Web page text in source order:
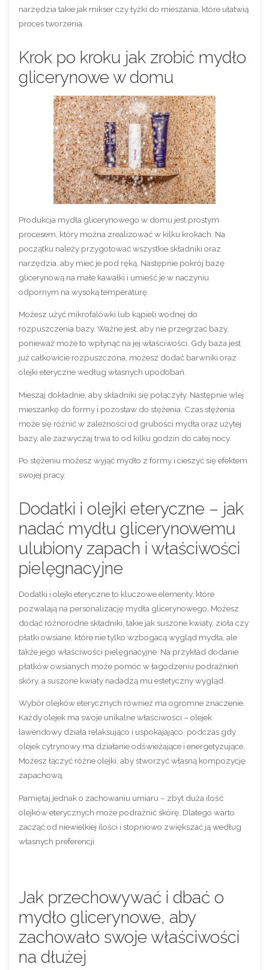
narzędzia takie jak mikser czy łyżki do mieszania, które ułatwią
proces tworzenia.
Krok po kroku jak zrobić mydło
glicerynowe w domu
Produkcja mydła glicerynowego w domu jest prostym
procesem, który można zrealizować w kilku krokach. Na
początku należy przygotować wszystkie składniki oraz
narzędzia, aby mieć je pod ręką. Następnie pokrój bazę
glicerynową na małe kawałki i umieść je w naczyniu
odpornym na wysoką temperaturę.
Możesz użyć mikrofalówki lub kąpieli wodnej do
rozpuszczenia bazy. Ważne jest, aby nie przegrzać bazy,
ponieważ może to wpłynąć na jej właściwości. Gdy baza jest
już całkowicie rozpuszczona, możesz dodać barwniki oraz
olejki eteryczne według własnych upodobań.
Mieszaj dokładnie, aby składniki się połączyły. Następnie wlej
mieszankę do formy i pozostaw do stężenia. Czas stężenia
może się różnić w zależności od grubości mydła oraz użytej
bazy, ale zazwyczaj trwa to od kilku godzin do całej nocy.
Po stężeniu możesz wyjąć mydło z formy i cieszyć się efektem
swojej pracy.
Dodatki i olejki eteryczne – jak
nadać mydłu glicerynowemu
ulubiony zapach i właściwości
pielęgnacyjne
Dodatki i olejki eteryczne to kluczowe elementy, które
pozwalają na personalizację mydła glicerynowego. Możesz
dodać różnorodne składniki, takie jak suszone kwiaty, zioła czy
płatki owsiane, które nie tylko wzbogacą wygląd mydła, ale
także jego właściwości pielęgnacyjne. Na przykład dodanie
płatków owsianych może pomóc w łagodzeniu podrażnień
skóry, a suszone kwiaty nadadzą mu estetyczny wygląd.
Wybór olejków eterycznych również ma ogromne znaczenie.
Każdy olejek ma swoje unikalne właściwości – olejek
lawendowy działa relaksująco i uspokajająco, podczas gdy
olejek cytrynowy ma działanie odświeżające i energetyzujące.
Możesz łączyć różne olejki, aby stworzyć własną kompozycję
zapachową.
Pamiętaj jednak o zachowaniu umiaru – zbyt duża ilość
olejków eterycznych może podrażnić skórę. Dlatego warto
zacząć od niewielkiej ilości i stopniowo zwiększać ją według
własnych preferencji.
Jak przechowywać i dbać o
mydło glicerynowe, aby
zachowało swoje właściwości
na dłużej